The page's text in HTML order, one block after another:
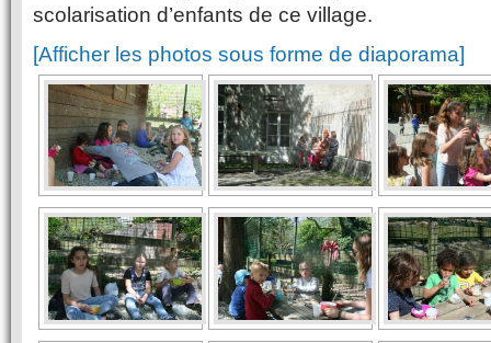
scolarisation d’enfants de ce village.
[Afficher les photos sous forme de diaporama]